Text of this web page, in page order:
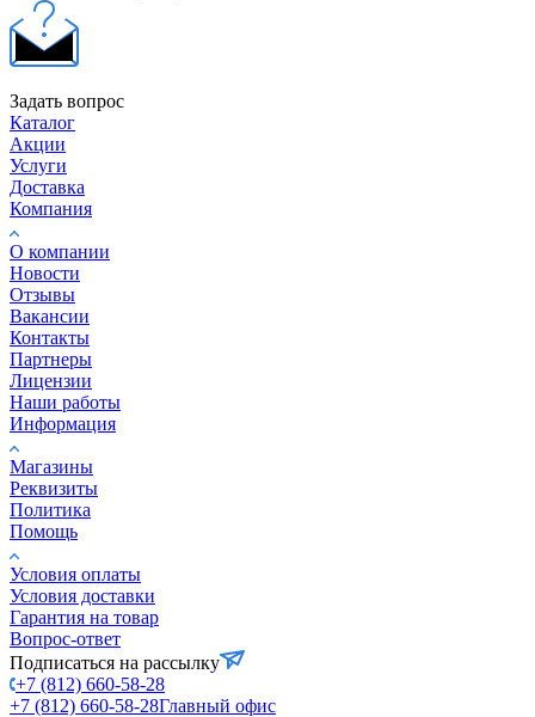
Задать вопрос
Каталог
Акции
Услуги
Доставка
Компания
О компании
Новости
Отзывы
Вакансии
Контакты
Партнеры
Лицензии
Наши работы
Информация
Магазины
Реквизиты
Политика
Помощь
Условия оплаты
Условия доставки
Гарантия на товар
Вопрос-ответ
Подписаться на рассылку
+7 (812) 660-58-28
+7 (812) 660-58-28Главный офис